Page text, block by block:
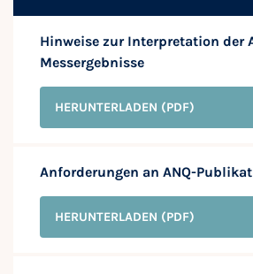
Hinweise zur Interpretation der
Messergebnisse
HERUNTERLADEN (PDF)
Anforderungen an ANQ-
HERUNTERLADEN (PDF)